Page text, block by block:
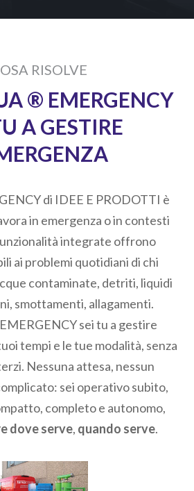
RISOLVE
® EMERGENCY
A GESTIRE
di IDEE E PRODOTTI è
in emergenza o in contesti
integrate offrono
ai problemi quotidiani di chi
contaminate, detriti, liquidi
smottamenti, allagamenti.
sei tu a gestire
tempi e le tue modalità, senza
Nessuna attesa, nessun
sei operativo subito,
completo e autonomo,
dove serve, quando serve.